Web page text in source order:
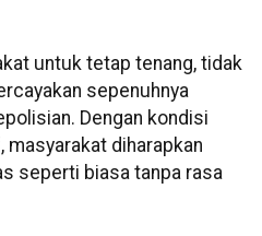
untuk tetap tenang, tidak
sepenuhnya
Dengan kondisi
diharapkan
seperti biasa tanpa rasa